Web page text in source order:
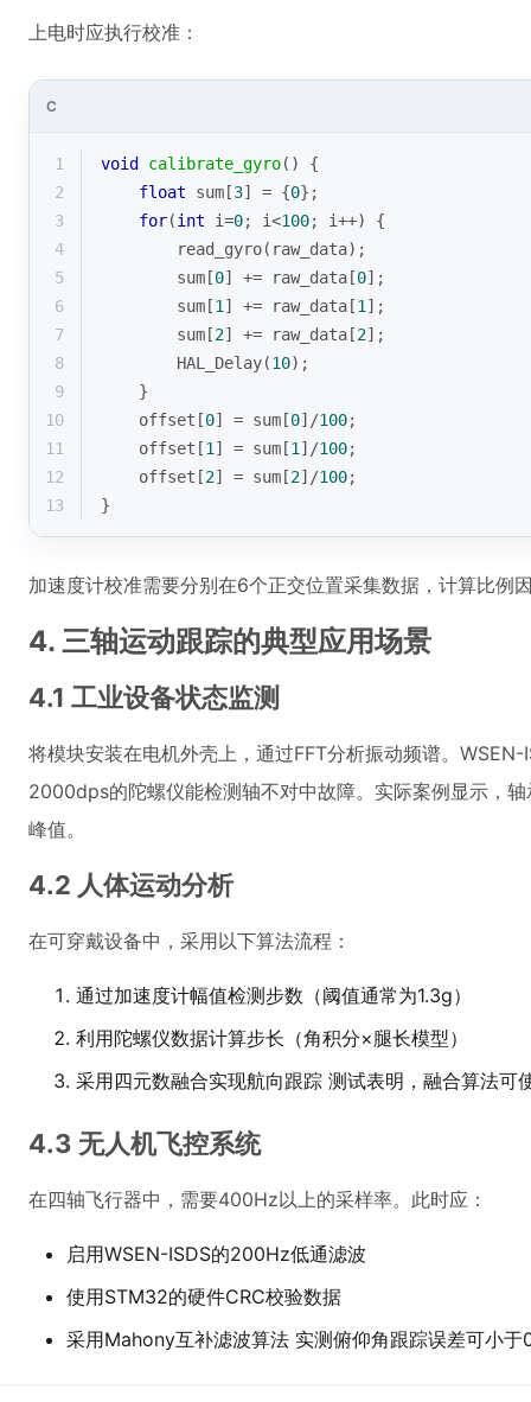
上电时应执行校准：
C
1 void calibrate_gyro()
{
2
float sum[3] = {0};
3
for(int i=0; i<100; i++) {
4
        read_gyro(raw_data);
5
        sum[
0] += raw_data[0];
6
        sum[
1 ] += raw_data[1 ];
7
        sum[
2] += raw_data[2];
8
        HAL_Delay(
10);
9
    }
10
    offset[
0] = sum[0]/100;
11
    offset[
1 ] = sum[1 ]/100;
12
    offset[
2] = sum[2]/100;
13
}
加速度计校准需要分别在6个正交位置采集数据，计算比例
4. 三轴运动跟踪的典型应用场景
4.1 工业设备状态监测
将模块安装在电机外壳上，通过FFT分析振动频谱。
2000dps的陀螺仪能检测轴不对中故障。实际案例显示，
峰值。
4.2 人体运动分析
在可穿戴设备中，采用以下算法流程：
通过加速度计幅值检测步数（阈值通常为1.3g）
利用陀螺仪数据计算步长（角积分×腿长模型）
采用四元数融合实现航向跟踪 测试表明，融合算法可
4.3 无人机飞控系统
在四轴飞行器中，需要400Hz以上的采样率。此时应：
启用WSEN-ISDS的200Hz低通滤波
使用STM32的硬件CRC校验数据
采用Mahony互补滤波算法 实测俯仰角跟踪误差可小于